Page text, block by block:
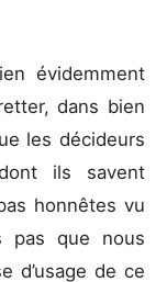
évidemment
dans bien
les décideurs
ils savent
honnêtes vu
pas que nous
d’usage de ce